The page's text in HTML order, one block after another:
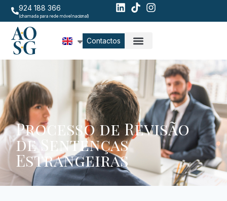
924 188 366
(chamada para rede móvel nacional)
Contactos
Processo de Revisão
de Sentenças
Estrangeiras